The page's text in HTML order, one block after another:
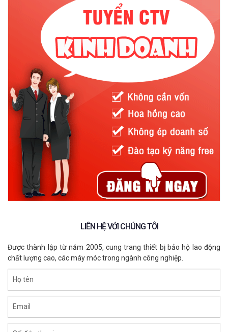
LIÊN HỆ VỚI CHÚNG TÔI
Được thành lập từ năm 2005, cung trang thiết bị bảo hộ lao động
chất lượng cao, các máy móc trong ngành công nghiệp.
Họ tên
Email